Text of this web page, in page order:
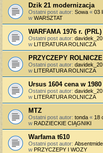
Dzik 21 modernizacja
Ostatni post autor: Sowa « 03
w WARSZTAT
WARFAMA 1976 r. (PRL)
Ostatni post autor: davidek_20
w LITERATURA ROLNICZA
PRZYCZEPY
Ostatni post autor: davidek_20
w LITERATURA ROLNICZA
Ursus 1604 cena w
Ostatni post autor: davidek_20
w LITERATURA ROLNICZA
MTZ
Ostatni post autor: tonda « 18
w RADZIECKIE CIĄGNIKI
Warfama t610
Ostatni post autor:
w PRZYCZEPY I WOZY